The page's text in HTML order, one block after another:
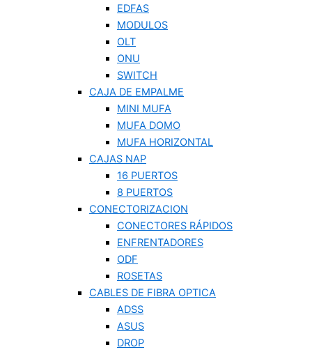
EDFAS
MODULOS
OLT
ONU
SWITCH
CAJA DE EMPALME
MINI MUFA
MUFA DOMO
MUFA HORIZONTAL
CAJAS NAP
16 PUERTOS
8 PUERTOS
CONECTORIZACION
CONECTORES RÁPIDOS
ENFRENTADORES
ODF
ROSETAS
CABLES DE FIBRA OPTICA
ADSS
ASUS
DROP